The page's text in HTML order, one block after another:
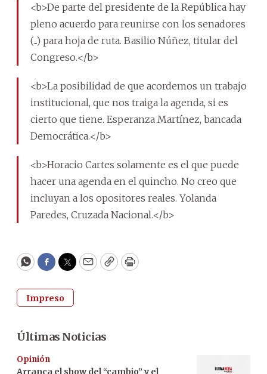
<b>De parte del presidente de la República hay
pleno acuerdo para reunirse con los senadores
(...) para hoja de ruta. Basilio Núñez, titular del
Congreso.</b>
<b>La posibilidad de que acordemos un trabajo
institucional, que nos traiga la agenda, si es
cierto que tiene. Esperanza Martínez, bancada
Democrática.</b>
<b>Horacio Cartes solamente es el que puede
hacer una agenda en el quincho. No creo que
incluyan a los opositores reales. Yolanda
Paredes, Cruzada Nacional.</b>
WhatsApp
Facebook
Twitter
EmailCopyPrint
Impreso
Últimas Noticias
Opinión
Arranca el show del “cambio” y el